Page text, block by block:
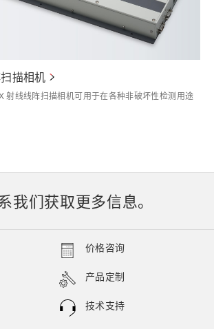
描相机
射线线阵扫描相机可用于在各种非破坏性检测用途
我们获取更多信息。
价格咨询
产品定制
技术支持